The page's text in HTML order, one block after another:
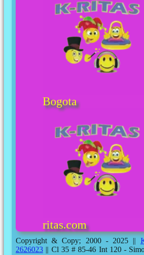
Bogota
ritas.com
Copyright & Copy; 2000 - 2025 ||
2626023 || Cl 35 # 85-46 Int 120 -